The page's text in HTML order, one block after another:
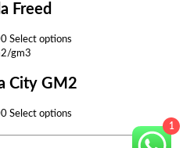
through
be
chosen
product
Freed
Price
range:
through
Rp3.300.000
Select options
multiple
may
City GM2
Price
Select options
1